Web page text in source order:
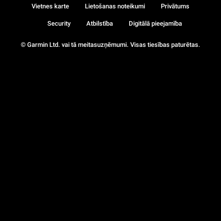
© Garmin Ltd. vai tā meitasuzņēmumi. Visas tiesības paturētas.
Vietnes karte Lietošanas noteikumi Privātums
Security Atbilstība Digitālā pieejamība